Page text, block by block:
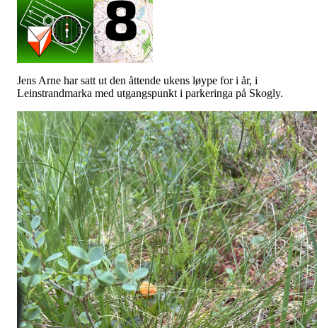
Jens Arne har satt ut den åttende ukens løype for i år, i
Leinstrandmarka med utgangspunkt i parkeringa på Skogly.